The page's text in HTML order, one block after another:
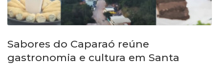
Sabores do Caparaó reúne
gastronomia e cultura em Santa